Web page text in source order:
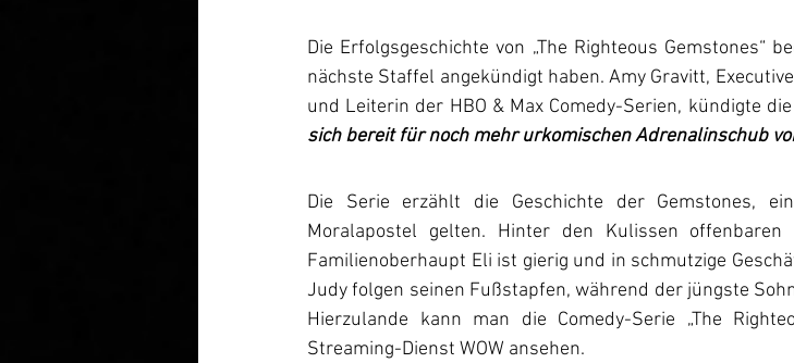
Die Erfolgsgeschichte von „The Righteous Gemstones“
nächste Staffel angekündigt haben. Amy Gravitt,
und Leiterin der HBO & Max Comedy-Serien, kündigte
sich bereit für noch mehr urkomischen Adrenalinschub
Die Serie erzählt die Geschichte der Gemstones,
Moralapostel gelten. Hinter den Kulissen
Familienoberhaupt Eli ist gierig und in schmutzige
Judy folgen seinen Fußstapfen, während der jüngste
Hierzulande kann man die Comedy-Serie „The
Streaming-Dienst WOW ansehen.